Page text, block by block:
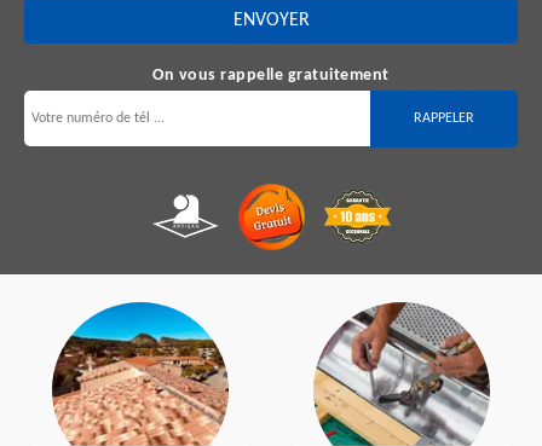
On vous rappelle gratuitement